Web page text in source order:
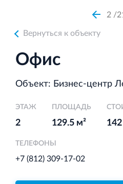
Несъёмная опалубка из
ЛЕННИИПРОЕКТ
Проектный институт по
2
Вернуться к объекту
Офис
Объект: Бизнес-центр
ЭТАЖ
2
ПЛОЩАДЬ
129.5 м²
ТЕЛЕФОНЫ
+7 (812) 309-17-02